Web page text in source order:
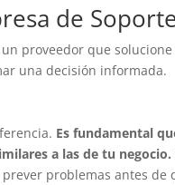
de
proveedor que
una decisión informada.
Es fundamental
a las de tu negocio.
problemas antes de